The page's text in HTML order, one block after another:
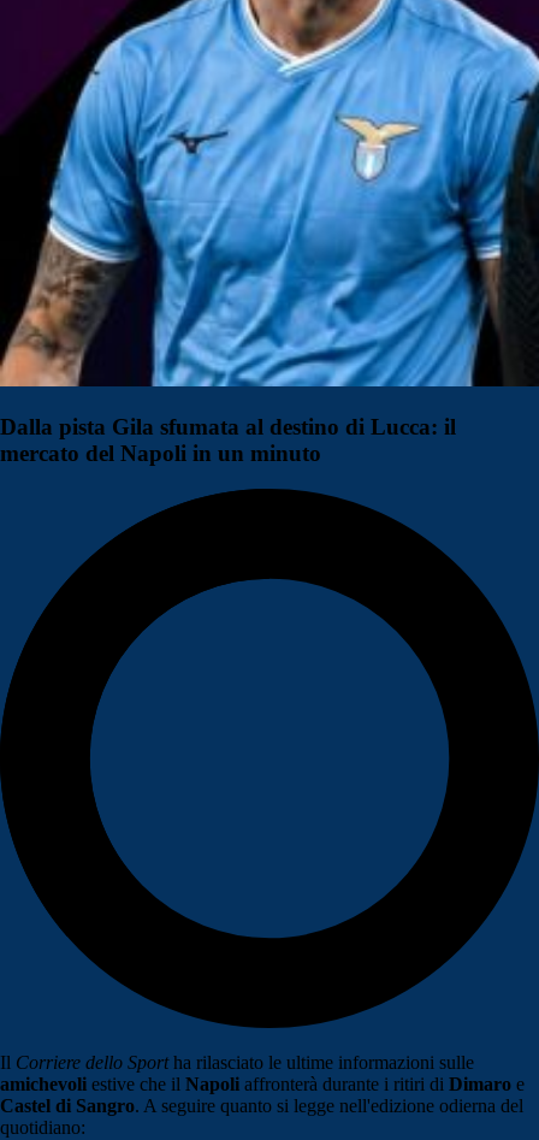
Dalla pista Gila sfumata al destino di Lucca: il
mercato del Napoli in un minuto
Il Corriere dello Sportha rilasciato le ultime informazioni sulle
amichevoli estive che il Napoli affronterà durante i ritiri di Dimaro e
Castel di Sangro. A seguire quanto si legge nell'edizione odierna del
quotidiano: